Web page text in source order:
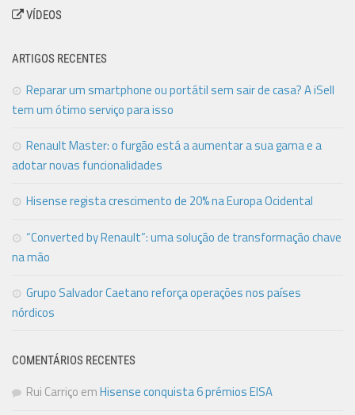
VÍDEOS
ARTIGOS RECENTES
Reparar um smartphone ou portátil sem sair de casa? A iSell
tem um ótimo serviço para isso
Renault Master: o furgão está a aumentar a sua gama e a
adotar novas funcionalidades
Hisense regista crescimento de 20% na Europa Ocidental
“Converted by Renault”: uma solução de transformação chave
na mão
Grupo Salvador Caetano reforça operações nos países
nórdicos
COMENTÁRIOS RECENTES
Rui Carriço emHisense conquista 6 prémios EISA